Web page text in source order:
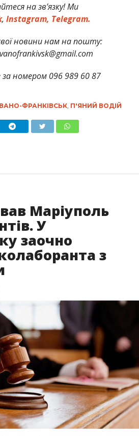
на зв’язку! Ми
, Instagram, Telegram.
новини нам на пошту:
номером 096 989 60 87
ФРАНКІВСЬК, П'ЯНИЙ ВОДІЙ
Маріуполь
У
заочно
з